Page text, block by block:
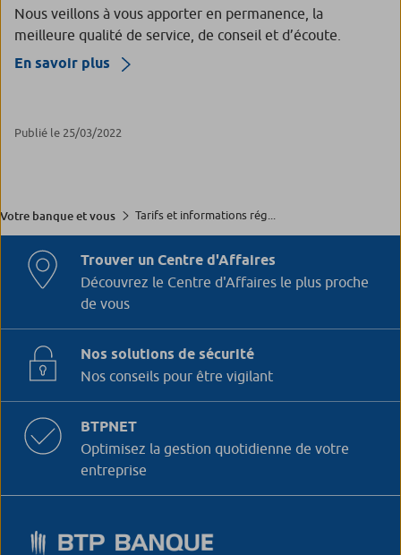
Nous veillons à vous apporter en permanence, la
meilleure qualité de service, de conseil et d’écoute.
En savoir plus
Publié le 25/03/2022
Votre banque et vous Tarifs et informations rég...
Trouver un Centre d'Affaires
Découvrez le Centre d'Affaires le plus proche
de vous
Nos solutions de sécurité
Nos conseils pour être vigilant
BTPNET
Optimisez la gestion quotidienne de votre
entreprise